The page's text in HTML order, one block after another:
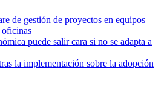
de gestión de proyectos en equipos
oficinas
puede salir cara si no se adapta a
la implementación sobre la adopción